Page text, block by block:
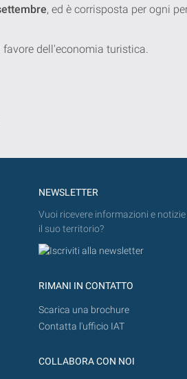
, ed è corrisposta per ogni
dell'economia turistica.
NEWSLETTER
Vuoi ricevere informazioni e notizie
il suo territorio?
RIMANI IN CONTATTO
Scarica una brochure
Contatta l'ufficio IAT
COLLABORA CON NOI